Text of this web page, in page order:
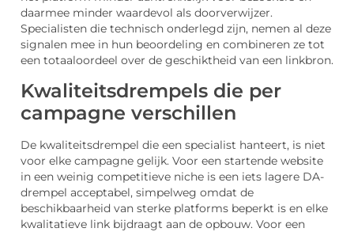
daarmee minder waardevol als doorverwijzer.
Specialisten die technisch onderlegd zijn, nemen al deze
signalen mee in hun beoordeling en combineren ze tot
een totaaloordeel over de geschiktheid van een linkbron.
Kwaliteitsdrempels die per
campagne verschillen
De kwaliteitsdrempel die een specialist hanteert, is niet
voor elke campagne gelijk. Voor een startende website
in een weinig competitieve niche is een iets lagere DA-
drempel acceptabel, simpelweg omdat de
beschikbaarheid van sterke platforms beperkt is en elke
kwalitatieve link bijdraagt aan de opbouw. Voor een